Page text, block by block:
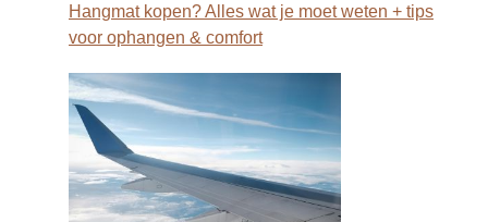
Hangmat kopen? Alles wat je moet weten + tips
voor ophangen & comfort